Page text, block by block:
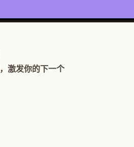
激发你的下一个